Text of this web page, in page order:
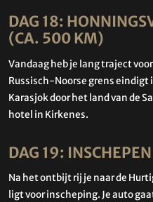
DAG 18:
(CA. 500 KM)
Vandaag heb je lang traject
Russisch-Noorse grens eindigt
Karasjok door het land van de
hotel in Kirkenes.
DAG 19:
Na het ontbijt rij je naar de
ligt voor inscheping. Je auto